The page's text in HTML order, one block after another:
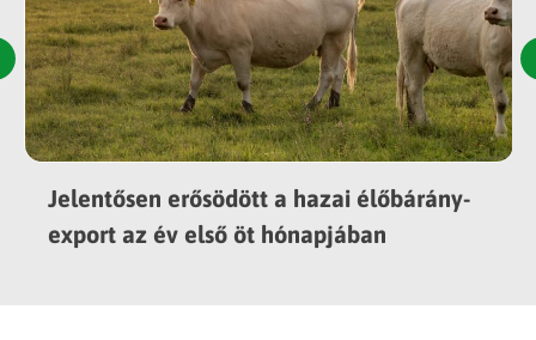
Jelentősen erősödött a hazai élőbárány-
export az év első öt hónapjában